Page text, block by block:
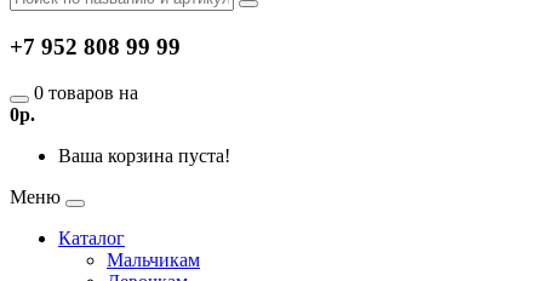
+7 952 808 99 99
0 товаров на
0р.
Ваша корзина пуста!
Меню
Каталог
Мальчикам